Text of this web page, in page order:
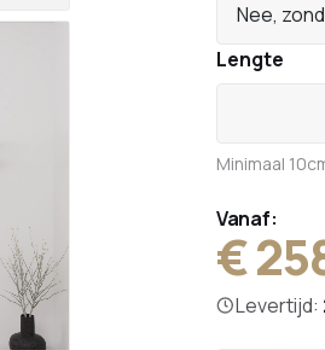
Nee,
Lengte
Minimaal
Vanaf:
€
Levertijd: